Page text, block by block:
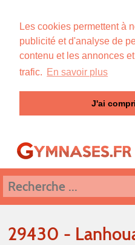
Les cookies permettent à
publicité et d'analyse de
contenu et les annonces
trafic. En savoir plus
J'ai
29430 -